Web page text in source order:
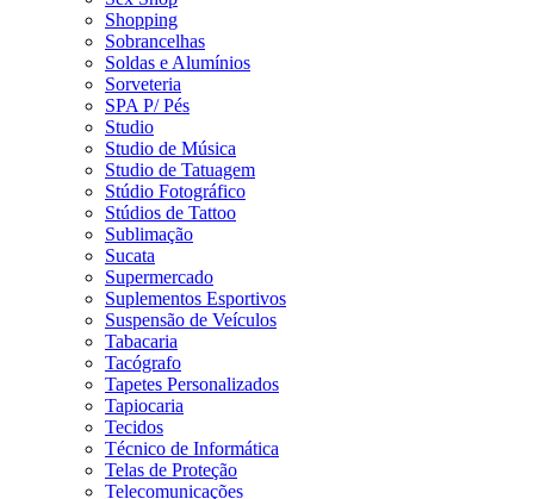
Shopping
Sobrancelhas
Soldas e Alumínios
Sorveteria
SPA P/ Pés
Studio
Studio de Música
Studio de Tatuagem
Stúdio Fotográfico
Stúdios de Tattoo
Sublimação
Sucata
Supermercado
Suplementos Esportivos
Suspensão de Veículos
Tabacaria
Tacógrafo
Tapetes Personalizados
Tapiocaria
Tecidos
Técnico de Informática
Telas de Proteção
Telecomunicações